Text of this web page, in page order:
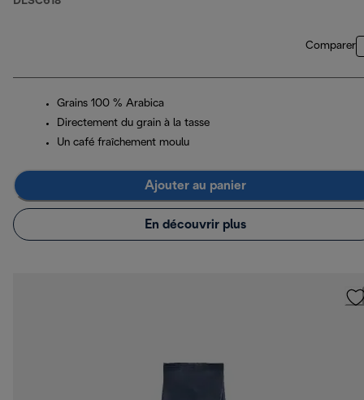
Comparer
Grains 100 % Arabica
Directement du grain à la tasse
Un café fraîchement moulu
Ajouter au panier
En découvrir plus